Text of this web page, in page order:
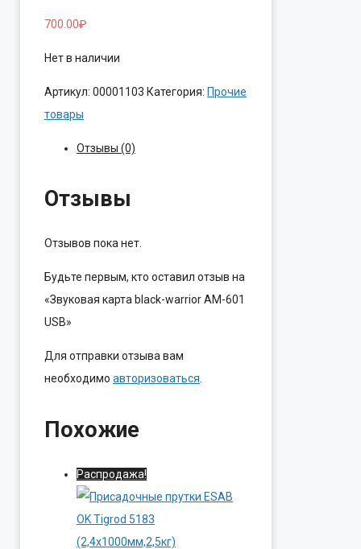
700.00₽
Нет в наличии
Артикул: 00001103 Категория: Прочие
товары
Отзывы (0)
Отзывы
Отзывов пока нет.
Будьте первым, кто оставил отзыв на
«Звуковая карта black-warrior AM-601
USB»
Для отправки отзыва вам
необходимо авторизоваться
Похожие
Распродажа!